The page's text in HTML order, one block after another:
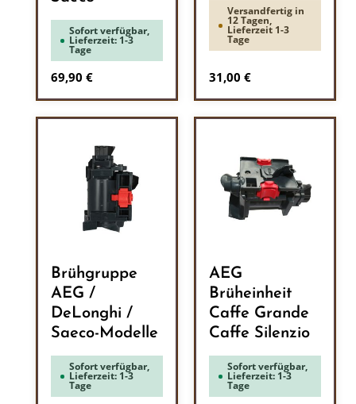
Sofort verfügbar,
Lieferzeit: 1-3
Tage
Regulärer Preis:
69,90 €
Versandfertig in
12 Tagen,
Lieferzeit 1-3
Tage
Regulärer Preis:
31,00 €
Brühgruppe
AEG /
DeLonghi /
Saeco-Modelle
Sofort verfügbar,
Lieferzeit: 1-3
Tage
AEG
Brüheinheit
Caffe Grande
Caffe Silenzio
Sofort verfügbar,
Lieferzeit: 1-3
Tage